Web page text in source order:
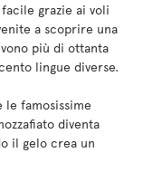
grazie ai voli
a scoprire una
più di ottanta
lingue diverse.
le famosissime
diventa
il gelo crea un